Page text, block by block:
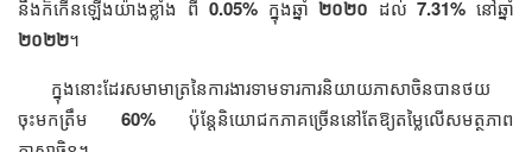
នឹងក៏កើនឡើងយ៉ាងខ្លាំង ពី0.05% ក្នុងឆ្នាំ២០២០ ដល់7.31% នៅឆ្នាំ
២០២២។
ក្នុងនោះដែរសមាមាត្រនៃការងារទាមទារការនិយាយភាសាចិនបានថយ
ចុះមកត្រឹម 60% ប៉ុន្តែនិយោជកភាគច្រើននៅតែឱ្យតម្លៃលើសមត្ថភាព